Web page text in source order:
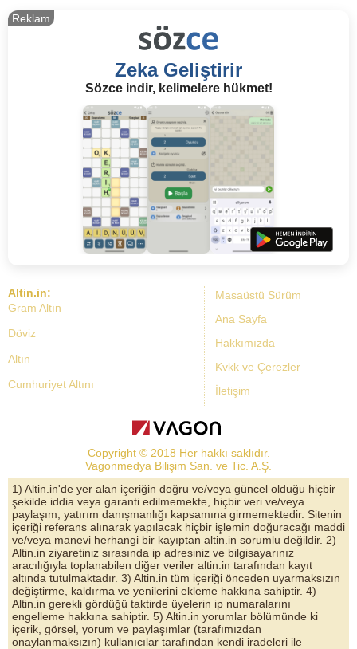
Zeka Geliştirir
Sözce indir, kelimelere hükmet!
Reklam
Masaüstü Sürüm
Ana Sayfa
Hakkımızda
Kvkk ve Çerezler
İletişim
Altin.in:
Gram Altın
Döviz
Altın
Cumhuriyet Altını
Dolar Kuru
Altın Yorumları
Döviz Kurları
Çeyrek Altın
Bitcoin
Euro/Dolar Parite
Sterlin
Döviz Arşivi
Copyright © 2018 Her hakkı saklıdır.
Vagonmedya Bilişim San. ve Tic. A.Ş.
1) Altin.in'de yer alan içeriğin doğru ve/veya güncel olduğu hiçbir
şekilde iddia veya garanti edilmemekte, hiçbir veri ve/veya
paylaşım, yatırım danışmanlığı kapsamına girmemektedir. Sitenin
içeriği referans alınarak yapılacak hiçbir işlemin doğuracağı maddi
ve/veya manevi herhangi bir kayıptan altin.in sorumlu değildir. 2)
Altin.in ziyaretiniz sırasında ip adresiniz ve bilgisayarınız
aracılığıyla toplanabilen diğer veriler altin.in tarafından kayıt
altında tutulmaktadır. 3) Altin.in tüm içeriği önceden uyarmaksızın
değiştirme, kaldırma ve yenilerini ekleme hakkına sahiptir. 4)
Altin.in gerekli gördüğü taktirde üyelerin ip numaralarını
engelleme hakkına sahiptir. 5) Altin.in yorumlar bölümünde ki
içerik, görsel, yorum ve paylaşımlar (tarafımızdan
onaylanmaksızın) kullanıcılar tarafından kendi iradeleri ile